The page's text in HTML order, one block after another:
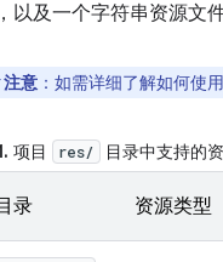
以及一个字符串资源文
注意 ：如需详细了解如何使
项目 res/ 目录中支持的资
录 资源类型